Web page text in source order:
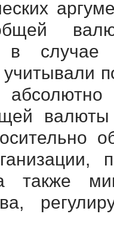
в случае
валюты
также